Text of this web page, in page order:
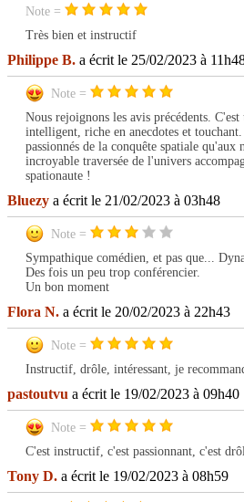
Note =
Très bien et instructif
Philippe B. a écrit le 25/02/2023 à
Note =
Nous rejoignons les avis précédents.
intelligent, riche en anecdotes et
passionnés de la conquête spatiale qu'aux
incroyable traversée de l'univers
spationaute !
Bluezy a écrit le 21/02/2023 à 03h48
Note =
Sympathique comédien, et pas que...
Des fois un peu trop conférencier.
Un bon moment
Flora N. a écrit le 20/02/2023 à 22h43
Note =
Instructif, drôle, intéressant, je
pastoutvu a écrit le 19/02/2023 à 09h40
Note =
C'est instructif, c'est passionnant, c'est
Tony D. a écrit le 19/02/2023 à 08h59